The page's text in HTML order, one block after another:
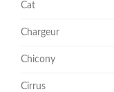
Cat
Chargeur
Chicony
Cirrus